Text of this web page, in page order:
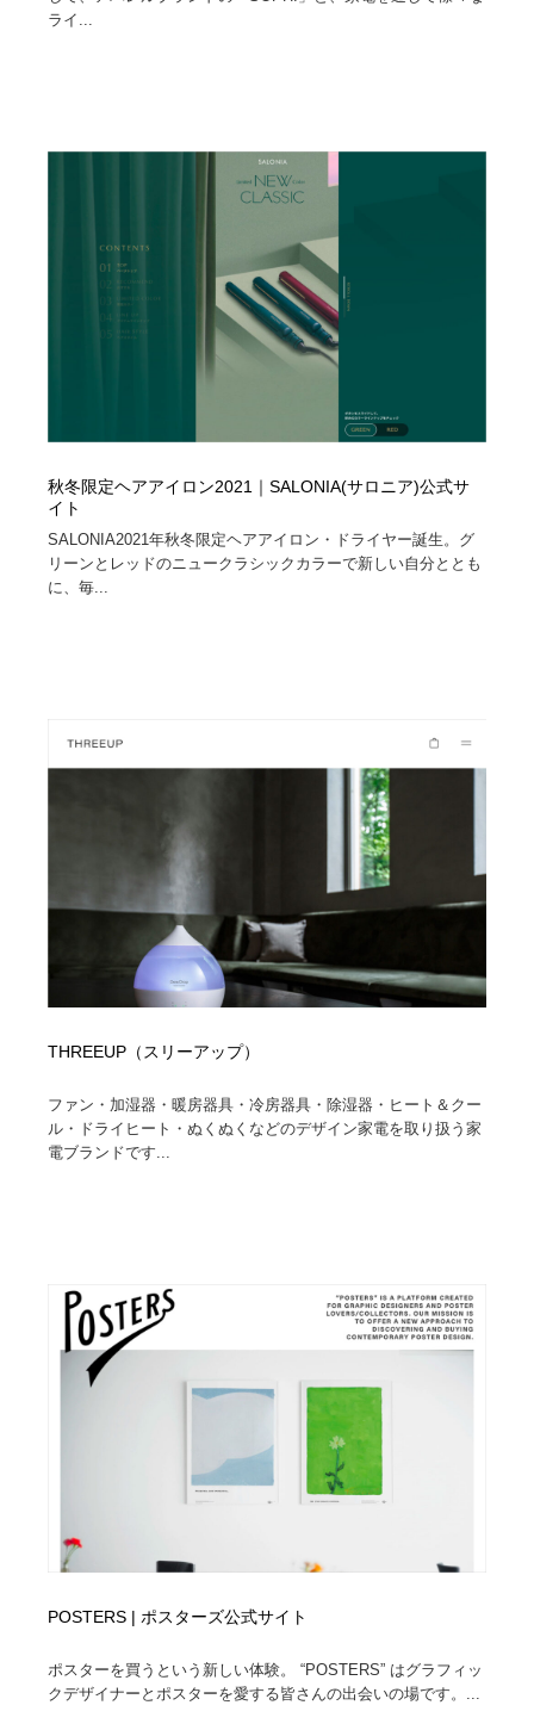
ライ...
秋冬限定ヘアアイロン2021｜SALONIA(サロニア)公式サ
イト
SALONIA2021年秋冬限定ヘアアイロン・ドライヤー誕生。グ
リーンとレッドのニュークラシックカラーで新しい自分ととも
に、毎...
THREEUP（スリーアップ）
ファン・加湿器・暖房器具・冷房器具・除湿器・ヒート＆クー
ル・ドライヒート・ぬくぬくなどのデザイン家電を取り扱う家
電ブランドです...
POSTERS | ポスターズ公式サイト
ポスターを買うという新しい体験。 “POSTERS” はグラフィッ
クデザイナーとポスターを愛する皆さんの出会いの場です。...